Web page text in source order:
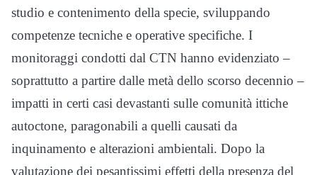
studio e contenimento della specie, sviluppando
competenze tecniche e operative specifiche. I
monitoraggi condotti dal CTN hanno evidenziato –
soprattutto a partire dalle metà dello scorso decennio –
impatti in certi casi devastanti sulle comunità ittiche
autoctone, paragonabili a quelli causati da
inquinamento e alterazioni ambientali. Dopo la
valutazione dei pesantissimi effetti della presenza del